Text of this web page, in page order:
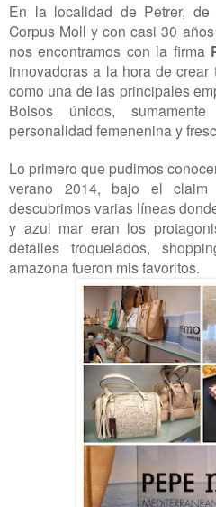
En la localidad de Petrer,
Corpus Moll y con casi 30
nos encontramos con la firma
innovadoras a la hora de
como una de las principales
Bolsos únicos,
personalidad femenenina y
Lo primero que pudimos
verano 2014, bajo el claim
descubrimos varias líneas
y azul mar eran los
detalles troquelados,
amazona fueron mis favoritos.